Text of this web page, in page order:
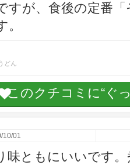
すが、食後の定番
どん
このクチコミに“ぐ
10/01
味ともにいいです